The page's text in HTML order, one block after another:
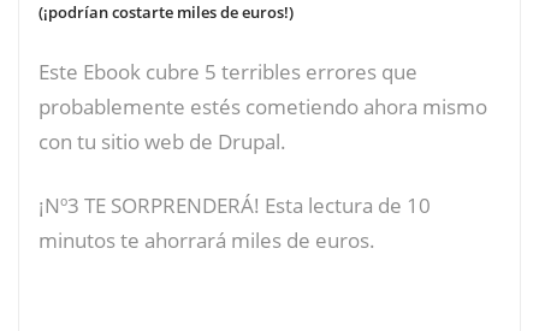
(¡podrían costarte miles de euros!)
Este Ebook cubre 5 terribles errores que
probablemente estés cometiendo ahora mismo
con tu sitio web de Drupal.
¡Nº3 TE SORPRENDERÁ! Esta lectura de 10
minutos te ahorrará miles de euros.